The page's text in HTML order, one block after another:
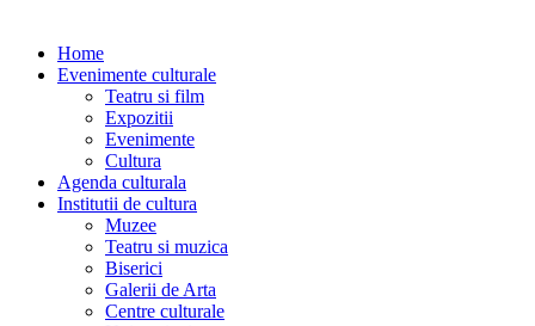
Home
Evenimente culturale
Teatru si film
Expozitii
Evenimente
Cultura
Agenda culturala
Institutii de cultura
Muzee
Teatru si muzica
Biserici
Galerii de Arta
Centre culturale